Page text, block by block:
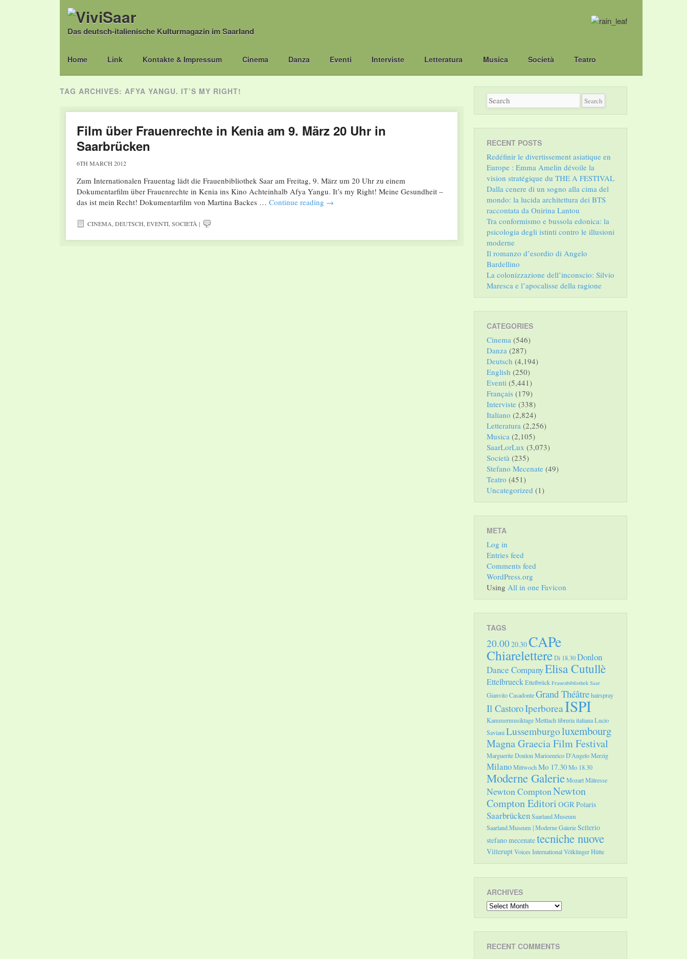
Das deutsch-italienische Kulturmagazin im Saarland
Main menu
Skip
Home Link Kontakte & Impressum Cinema Danza Eventi Interviste Letteratura Musica Società Teatro
TAG ARCHIVES: AFYA YANGU. IT’S MY RIGHT!
Film über Frauenrechte in Kenia am 9. März 20 Uhr in
Saarbrücken
6TH MARCH 2012
Zum Internationalen Frauentag lädt die Frauenbibliothek Saar am Freitag, 9. März um 20 Uhr zu einem
Dokumentarfilm über Frauenrechte in Kenia ins Kino Achteinhalb Afya Yangu. It’s my Right! Meine Gesundheit –
das ist mein Recht! Dokumentarfilm von Martina Backes … Continue reading →
CINEMA,DEUTSCH,EVENTI,SOCIETÀ |
RECENT POSTS
Redéfinir le divertissement asiatique en
Europe : Emma Amelin dévoile la
vision stratégique du THE A FESTIVAL
Dalla cenere di un sogno alla cima del
mondo: la lucida architettura dei BTS
raccontata da Onirina Lantou
Tra conformismo e bussola edonica: la
psicologia degli istinti contro le illusioni
moderne
Il romanzo d’esordio di Angelo
Bardellino
La colonizzazione dell’inconscio: Silvio
Maresca e l’apocalisse della ragione
CATEGORIES
Cinema (546)
Danza (287)
Deutsch (4,194)
English (250)
Eventi (5,441)
Français (179)
Interviste (338)
Italiano (2,824)
Letteratura (2,256)
Musica (2,105)
SaarLorLux (3,073)
Società (235)
Stefano Mecenate (49)
Teatro (451)
Uncategorized (1)
META
Log in
Entries feed
Comments feed
WordPress.org
Using All in one Favicon
TAGS
20.00 20.30CAPe
ChiarelettereDi 18.30Donlon
Dance CompanyElisa Cutullè
EttelbrueckEttelbrück Frauenbibliothek Saar
Gianvito CasadonteGrand Théâtrehairspray
Il CastoroIperboreaISPI
Kammermusiktage Mettlachlibreria italianaLucio
SavianiLussemburgoluxembourg
Magna Graecia Film Festival
Marguerite DonlonMarioenrico D'AngeloMerzig
MilanoMittwochMo 17.30Mo 18.30
Moderne GalerieMozartMätresse
Newton ComptonNewton
Compton Editori OGRPolaris
SaarbrückenSaarland.Museum
Saarland.Museum | Moderne GalerieSellerio
stefano mecenatetecniche nuove
VilleruptVoices InternationalVölklinger Hütte
ARCHIVES
Archives
RECENT COMMENTS